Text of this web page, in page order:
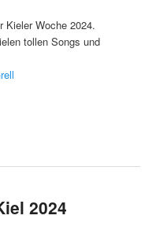
Kieler Woche 2024.
tollen Songs und
2024